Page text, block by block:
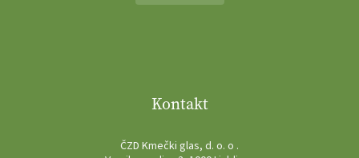
Kontakt
ČZD Kmečki glas, d. o. o .